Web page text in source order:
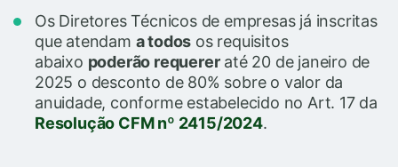
Os Diretores Técnicos de empresas já inscritas
que atendam a todos os requisitos
abaixo poderão requereraté 20 de janeiro de
2025 o desconto de 80% sobre o valor da
anuidade, conforme estabelecido no Art. 17 da
Resolução CFM nº 2415/2024.